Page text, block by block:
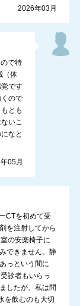
2026年03月
で特
（体
です
ので
とも
いこ
なと
05月
CTを初めて受
を注射してから
の安楽椅子に
できません。静
っという間に
診者もいらっ
したが、私は問
を飲むのも大切